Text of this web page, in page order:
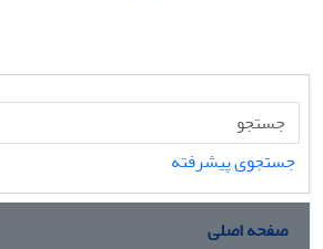
جستجوی پیشرفته
صفحه اصلی